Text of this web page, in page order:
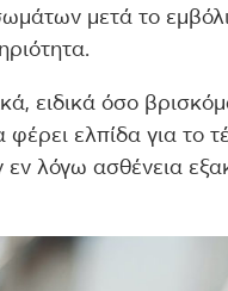
μετά το
ειδικά όσο
ελπίδα για το
λόγω ασθένεια